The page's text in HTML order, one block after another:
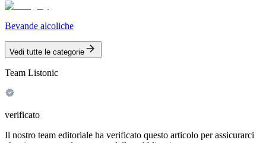
Bevande alcoliche
Vedi tutte le categorie
Team Listonic
verificato
Il nostro team editoriale ha verificato questo articolo per assicurarci